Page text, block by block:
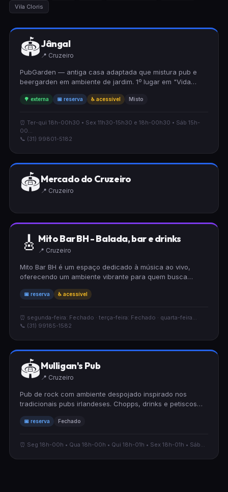
Vila Cloris
🏟Jângal
📍 Cruzeiro
PubGarden — antiga casa adaptada que mistura pub e
beergarden em ambiente de jardim. 1º lugar em "Vida
🌳 externa 📅 reserva ♿ acessível Misto
⏰ Ter-qui 18h-00h30 • Sex 11h30-15h30 e 18h-00h30 • Sáb 15h-
00...
📞 (31) 99801-5182
🏟Mercado do Cruzeiro
📍 Cruzeiro
🎸 Mito Bar BH - Balada, bar e drinks
📍 Cruzeiro
Mito Bar BH é um espaço dedicado à música ao vivo,
oferecendo um ambiente vibrante para quem busca
preparada para cadeirantes, o estabelecimento acolhe
Aceita reservas para proporcionar a melhor experiência.
📅 reserva ♿ acessível
⏰ segunda-feira: Fechado · terça-feira: Fechado · quarta-feira...
📞 (31) 99185-1582
🏟Mulligan's Pub
📍 Cruzeiro
Pub de rock com ambiente despojado inspirado nos
tradicionais pubs irlandeses. Chopps, drinks e petiscos
📅 reserva Fechado
⏰ Seg 18h-00h • Qua 18h-00h • Qui 18h-01h • Sex 18h-01h • Sáb...